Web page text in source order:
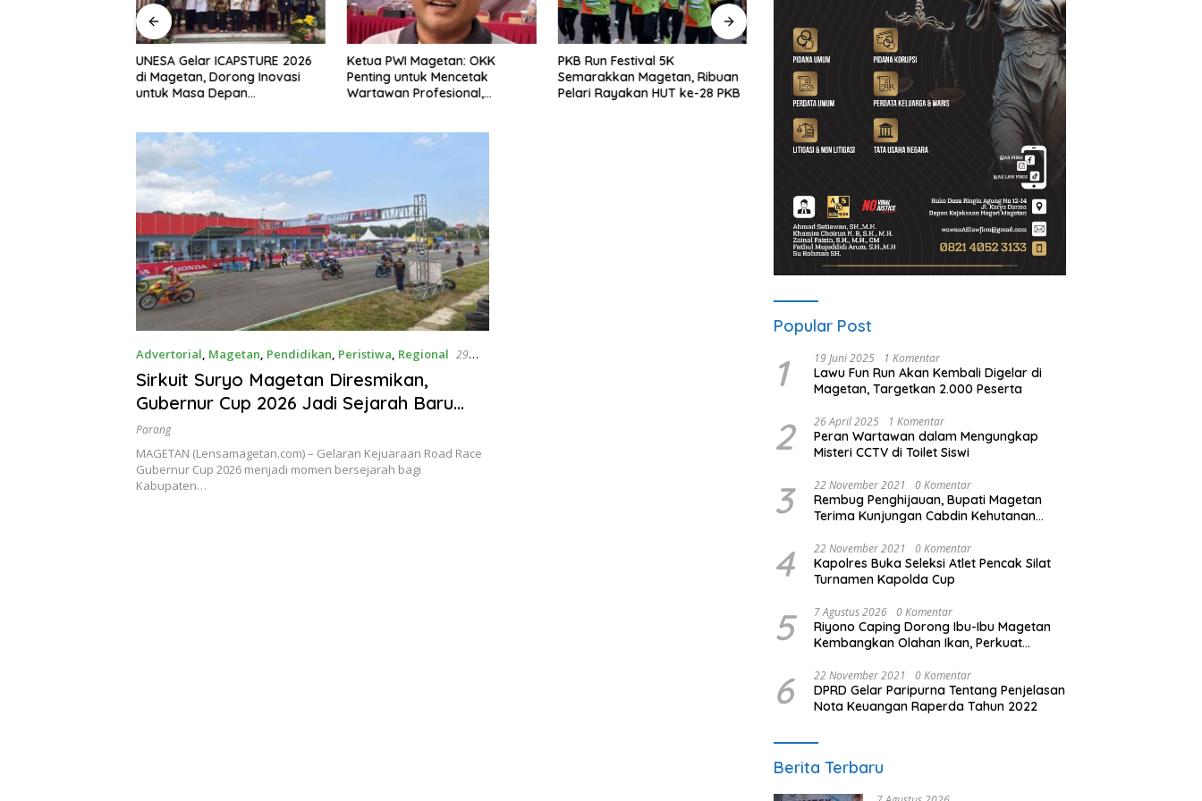
UNESA Gelar ICAPSTURE 2026
di Magetan, Dorong Inovasi
untuk Masa Depan
Ketua PWI Magetan: OKK
Penting untuk Mencetak
Wartawan Profesional,
PKB Run Festival 5K
Semarakkan Magetan, Ribuan
Pelari Rayakan HUT ke-28 PKB
Persani Magetan Satukan
Seluruh Sanggar Lewat Senam
Bersama, Suhardi: Ini Wujud
Solidaritas
Riyono Caping Dorong Ibu-Ibu
Magetan Kembangkan Olahan
Ikan, Perkuat Budaya Gemar
Makan Ikan
Advertorial, Magetan, Pendidikan, Peristiwa, Regional 29
Maret 2026
Sirkuit Suryo Magetan Diresmikan,
Gubernur Cup 2026 Jadi Sejarah Baru
Otomotif Magetan
Parang
MAGETAN (Lensamagetan.com) – Gelaran Kejuaraan Road Race
Gubernur Cup 2026 menjadi momen bersejarah bagi
Kabupaten…
Popular Post
1 19 Juni 2025 1 Komentar
Lawu Fun Run Akan Kembali Digelar di
Magetan, Targetkan 2.000 Peserta
2 26 April 2025 1 Komentar
Peran Wartawan dalam Mengungkap
Misteri CCTV di Toilet Siswi
3 22 November 2021 0 Komentar
Rembug Penghijauan, Bupati Magetan
Terima Kunjungan Cabdin Kehutanan
4 22 November 2021 0 Komentar
Kapolres Buka Seleksi Atlet Pencak Silat
Turnamen Kapolda Cup
5 7 Agustus 2026 0 Komentar
Riyono Caping Dorong Ibu-Ibu Magetan
Kembangkan Olahan Ikan, Perkuat
6 22 November 2021 0 Komentar
DPRD Gelar Paripurna Tentang Penjelasan
Nota Keuangan Raperda Tahun 2022
Berita Terbaru